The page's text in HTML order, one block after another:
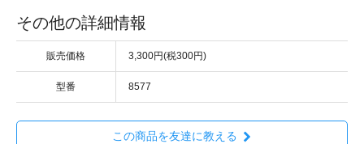
その他の詳細情報
販売価格 3,300円(税300円)
型番 8577
この商品を友達に教える